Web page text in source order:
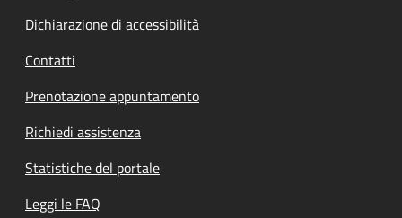
Dichiarazione di accessibilità
Contatti
Prenotazione appuntamento
Richiedi assistenza
Statistiche del portale
Leggi le FAQ